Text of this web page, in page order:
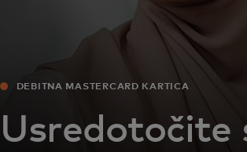
DEBITNA MASTERCARD KARTICA
Usredotočite